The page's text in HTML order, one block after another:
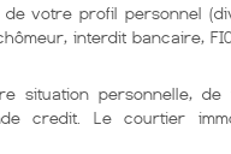
votre profil personnel
interdit bancaire,
situation personnelle,
credit. Le courtier